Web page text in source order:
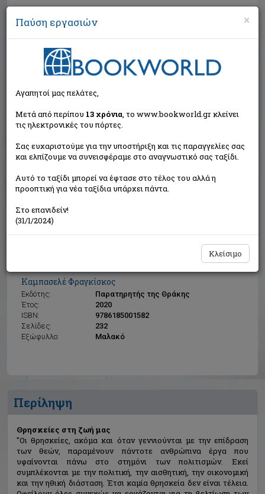
Αναζήτηση
Καμπασελέ Φραγκίσκος
Εκδότης:
Παρατηρητής της Θράκης
Έτος:
2020
ISBN:
9786185001582
Σελίδες:
232
Εξώφυλλο:
Μαλακό
Η τιμή μας:€16,20
Δεν υπάρχει δυνατότητα παραγγελίας
Περίληψη
Θρησκείες στη ζωή μας
"Οι θρησκείες, ακόμα και όταν γεννιούνται με την επίδραση
των θεών, παραμένουν πάντοτε ανθρώπινα έργα που
υφαίνονται πάνω στο στημόνι των πολιτισμών. Εκεί
συμπλέκονται με την πολιτική, την αισθητική, την οικονομική
και την ηθική διάσταση. Έτσι καμία θρησκεία δεν είναι τέλεια.
×
Παύση εργασιών
Αγαπητοί μας πελάτες,
Μετά από περίπου 13 χρόνια, το www.bookworld.gr κλείνει
τις ηλεκτρονικές του πόρτες.
Σας ευχαριστούμε για την υποστήριξη και τις παραγγελίες σας
και ελπίζουμε να συνεισφέραμε στο αναγνωστικό σας ταξίδι.
Αυτό το ταξίδι μπορεί να έφτασε στο τέλος του αλλά η
προοπτική για νέα ταξίδια υπάρχει πάντα.
Στο επανιδείν!
(31/1/2024)
Κλείσιμο